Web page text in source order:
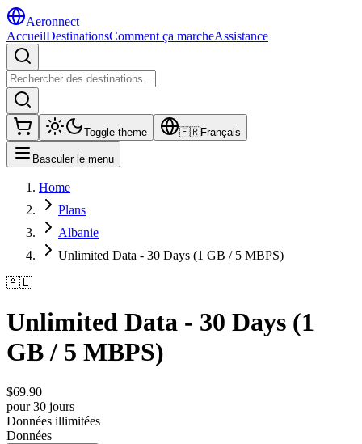
Aeronnect
AccueilDestinationsComment ça marcheAssistance
Toggle theme 🇫🇷Français
Basculer le menu
Home
Plans
Albanie
Unlimited Data - 30 Days (1 GB / 5 MBPS)
🇦🇱
Unlimited Data - 30 Days (1
GB / 5 MBPS)
$69.90
pour 30 jours
Données illimitées
Données